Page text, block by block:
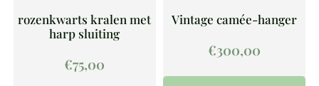
rozenkwarts kralen met
harp sluiting
€75,00
Vintage camée-hanger
€300,00